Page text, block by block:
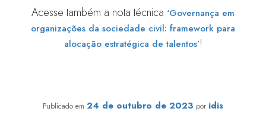
Acesse também a nota técnica ‘Governança em
organizações da sociedade civil: framework para
alocação estratégica de talentos’!
Publicado em 24 de outubro de 2023 por idis